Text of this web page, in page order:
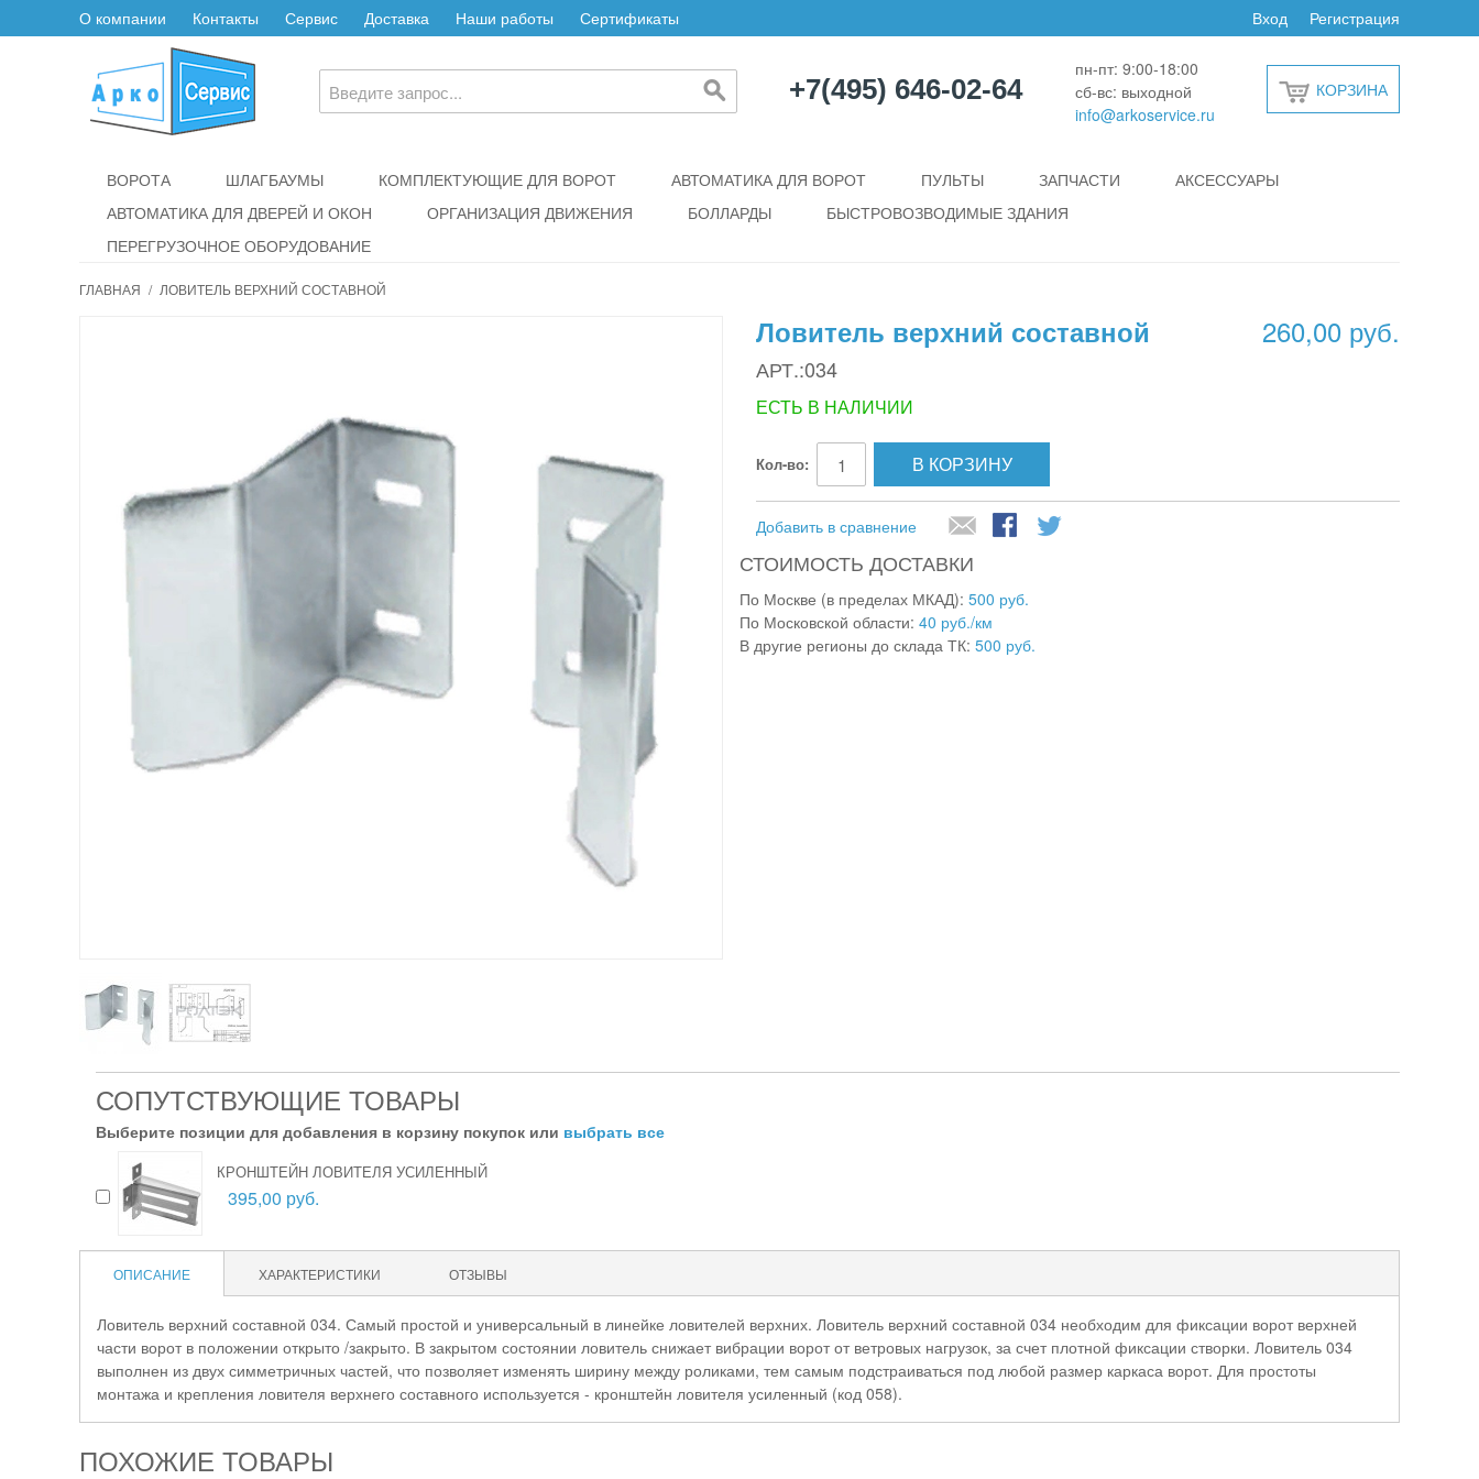
О компании Контакты Сервис Доставка Наши работы Сертификаты Регистрация
Вход
+7(495) 646-02-64
пн-пт: 9:00-18:00
сб-вс: выходной
info@arkoservice.ru
КОРЗИНА
ВОРОТА ШЛАГБАУМЫ КОМПЛЕКТУЮЩИЕ ДЛЯ ВОРОТ АВТОМАТИКА ДЛЯ ВОРОТ ПУЛЬТЫ ЗАПЧАСТИ
АКСЕССУАРЫ
АВТОМАТИКА ДЛЯ ДВЕРЕЙ И ОКОН
ОРГАНИЗАЦИЯ ДВИЖЕНИЯ БОЛЛАРДЫ
БЫСТРОВОЗВОДИМЫЕ ЗДАНИЯ
ПЕРЕГРУЗОЧНОЕ ОБОРУДОВАНИЕ
ГЛАВНАЯ / ЛОВИТЕЛЬ ВЕРХНИЙ СОСТАВНОЙ
Ловитель верхний составной
АРТ.:034
260,00 руб.
ЕСТЬ В НАЛИЧИИ
Кол-во: В КОРЗИНУ
Добавить в сравнение
СТОИМОСТЬ ДОСТАВКИ
По Москве (в пределах МКАД): 500 руб.
По Московской области: 40 руб./км
В другие регионы до склада ТК: 500 руб.
СОПУТСТВУЮЩИЕ ТОВАРЫ
Выберите позиции для добавления в корзину покупок или выбрать все
КРОНШТЕЙН ЛОВИТЕЛЯ УСИЛЕННЫЙ
395,00 руб.
ОПИСАНИЕ ХАРАКТЕРИСТИКИ ОТЗЫВЫ
Ловитель верхний составной 034. Самый простой и универсальный в линейке ловителей верхних. Ловитель верхний составной 034 необходим для фиксации ворот верхней
части ворот в положении открыто /закрыто. В закрытом состоянии ловитель снижает вибрации ворот от ветровых нагрузок, за счет плотной фиксации створки. Ловитель 034
выполнен из двух симметричных частей, что позволяет изменять ширину между роликами, тем самым подстраиваться под любой размер каркаса ворот. Для простоты
монтажа и крепления ловителя верхнего составного используется - кронштейн ловителя усиленный (код 058).
ПОХОЖИЕ ТОВАРЫ